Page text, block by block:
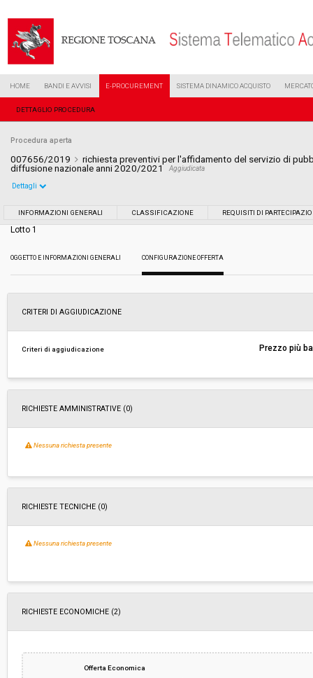
HOME BANDI E AVVISI E-PROCUREMENT SISTEMA DINAMICO ACQUISTO
DETTAGLIO PROCEDURA
Procedura aperta
007656/2019
richiesta preventivi per l'affidamento del servizio di
diffusione nazionale anni 2020/2021
Aggiudicata
Tipo di contratto:
10/04/2019 16:50
Svolgimento:
Responsabile attuale:
COMUNE DI SCANDICCI - Entrate, Sviluppo
Dettagli
INFORMAZIONI GENERALI CLASSIFICAZIONE REQUISITI DI
Lotto 1
OGGETTO E INFORMAZIONI GENERALI CONFIGURAZIONE OFFERTA
CRITERI DI AGGIUDICAZIONE
Criteri di aggiudicazione Prezzo più
RICHIESTE AMMINISTRATIVE (0)
Nessuna richiesta presente
RICHIESTE TECNICHE (0)
Nessuna richiesta presente
RICHIESTE ECONOMICHE (2)
Offerta Economica